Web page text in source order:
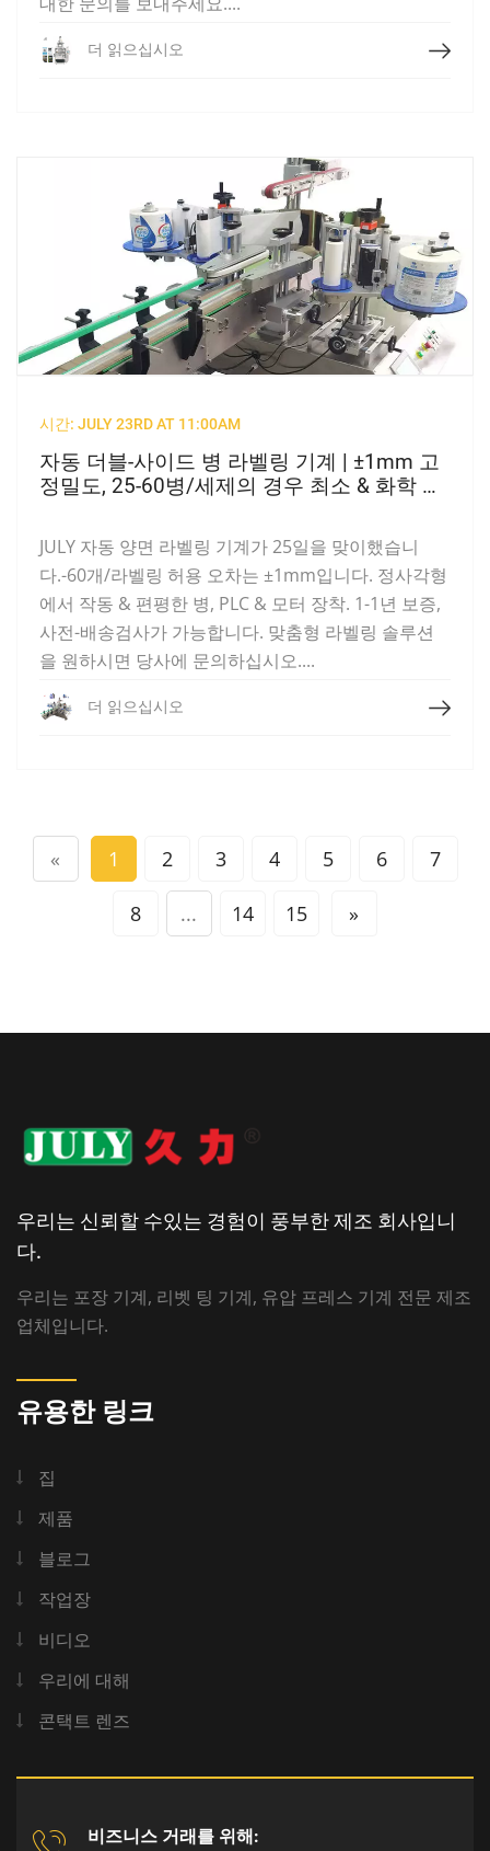
더 읽으십시오 더 읽으십시오
시간: JULY 23RD AT 11:00AM
자동 더블-사이드 병 라벨링 기계 | ±1mm 고
정밀도, 25-60병/세제의 경우 최소 & 화학 주
JULY 자동 양면 라벨링 기계가 25일을 맞이했습니
다.-60개/라벨링 허용 오차는 ±1mm입니다. 정사각형
에서 작동 & 편평한 병, PLC & 모터 장착. 1-1년 보증,
사전-배송검사가 가능합니다. 맞춤형 라벨링 솔루션
을 원하시면 당사에 문의하십시오....
더 읽으십시오 더 읽으십시오
« 1 2 3 4 5 6 7
8 ... 14 15 »
우리는 신뢰할 수있는 경험이 풍부한 제조 회사입니
다.
우리는 포장 기계, 리벳 팅 기계, 유압 프레스 기계 전문 제조
업체입니다.
유용한 링크
집
제품
블로그
작업장
비디오
우리에 대해
콘택트 렌즈
비즈니스 거래를 위해: